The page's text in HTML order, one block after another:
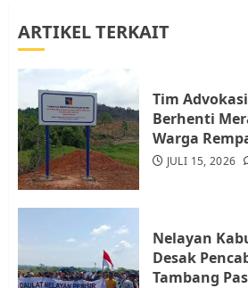
ARTIKEL TERKAIT
Tim
Berhenti
Warga
JULI 15, 2026
Nelayan
Desak
Tambang
4
Warga
Resahkan
JULI 17, 2026
5
JULI 15, 2026